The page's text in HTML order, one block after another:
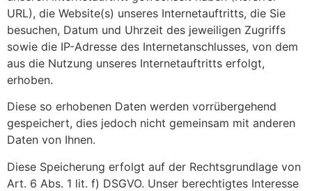
URL), die Website(s) unseres Internetauftritts, die Sie
besuchen, Datum und Uhrzeit des jeweiligen Zugriffs
sowie die IP-Adresse des Internetanschlusses, von dem
aus die Nutzung unseres Internetauftritts erfolgt,
erhoben.
Diese so erhobenen Daten werden vorrübergehend
gespeichert, dies jedoch nicht gemeinsam mit anderen
Daten von Ihnen.
Diese Speicherung erfolgt auf der Rechtsgrundlage von
Art. 6 Abs. 1 lit. f) DSGVO. Unser berechtigtes Interesse